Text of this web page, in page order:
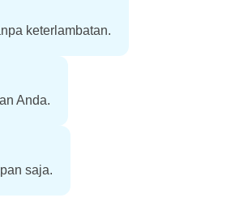
keterlambatan.
Anda.
saja.